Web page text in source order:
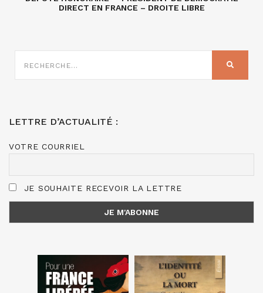
DIRECT EN FRANCE – DROITE LIBRE
SUR
LETTRE D’ACTUALITÉ :
VOTRE COURRIEL
JE SOUHAITE RECEVOIR LA LETTRE